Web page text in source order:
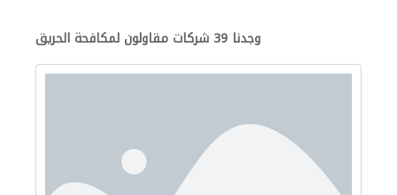
وجدنا 39 شركات مقاولون لمكافحة الحريق